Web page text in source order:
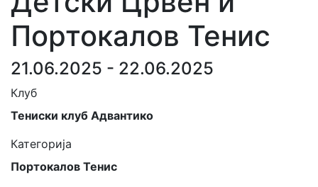
Портокалов Тенис
21.06.2025 - 22.06.2025
Клуб
Тениски клуб Адвантико
Категорија
Портокалов Тенис